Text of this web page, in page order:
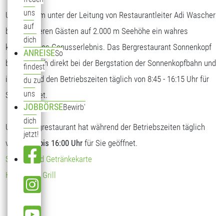
uns
auf
dich
ANREISESo
findest
du zu
uns
JOBBÖRSEBewirb'
dich
jetzt!
Unser Team unter der Leitung von Restaurantleiter Adi Wascher
bietet unseren Gästen auf 2.000 m Seehöhe ein wahres
kulinarisches Genusserlebnis. Das Bergrestaurant Sonnenkopf
befindet sich direkt bei der Bergstation der Sonnenkopfbahn und
ist während den Betriebszeiten täglich von 8:45 - 16:15 Uhr für
Sie geöffnet.
Unser Bergrestaurant hat während der Betriebszeiten täglich
von
09:00 bis 16:00 Uhr für Sie geöffnet.
Speise- und Getränkekarte
Hendl vom Grill